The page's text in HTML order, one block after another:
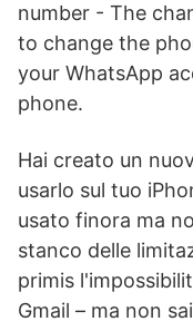
number - The
to change the
your WhatsApp
phone.
Hai creato un
usarlo sul tuo
usato finora ma
stanco delle
primis
Gmail – ma non